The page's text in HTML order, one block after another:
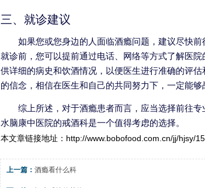
三、就诊建议
如果您或您身边的人面临酒瘾问题，建议尽快
就诊前，您可以提前通过电话、网络等方式了解医
供详细的病史和饮酒情况，以便医生进行准确的评
的信念，相信在医生和自己的共同努力下，一定能够
综上所述，对于酒瘾患者而言，应当选择前往
水脑康中医院的戒酒科是一个值得考虑的选择。
本文章链接地址： http://www.bobofood.com.cn/jj/hjsy/
上一篇： 酒瘾看什么科